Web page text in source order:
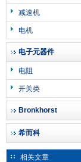
减速机
电机
电子元器件
电阻
开关类
Bronkhorst
希而科
相关文章